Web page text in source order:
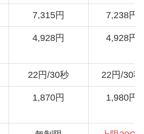
7,315円 7,238円
4,928円 4,928円
22円/30秒 22円/30秒
1,870円 1,980円